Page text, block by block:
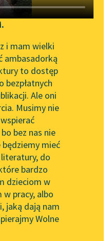
Zgłoś brak utworu
Narzędzia
Mapa Wolnych Lektur
Leśmianator
Przewodnik dla piszących i
czytających
API
OAI-PMH
Widget Wolnych Lektur
Przypisy
i mam wielki
ambasadorką
to dostęp
bezpłatnych
Ale oni
Musimy nie
bez nas nie
będziemy mieć
do
bardzo
dzieciom w
w pracy, albo
jaką dają nam
Wolne
pobierz audiobook
pobierz książkę
czytaj online